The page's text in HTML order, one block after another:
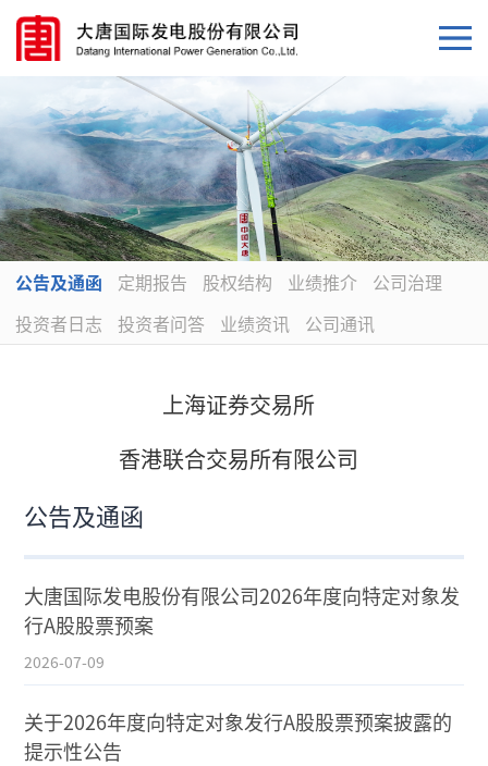
公告及通函 定期报告 股权结构 业绩推介
公司治理
投资者日志
投资者问答 业绩资讯 公司通讯
上海证券交易所
香港联合交易所有限公司
公告及通函
大唐国际发电股份有限公司2026年度向特定对象发
行A股股票预案
2026-07-09
关于2026年度向特定对象发行A股股票预案披露的
提示性公告